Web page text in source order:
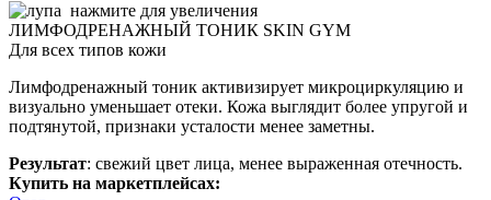
нажмите для увеличения
ЛИМФОДРЕНАЖНЫЙ ТОНИК SKIN GYM
Для всех типов кожи
Лимфодренажный тоник активизирует микроциркуляцию и
визуально уменьшает отеки. Кожа выглядит более упругой и
подтянутой, признаки усталости менее заметны.
Результат: свежий цвет лица, менее выраженная отечность.
Купить на маркетплейсах: